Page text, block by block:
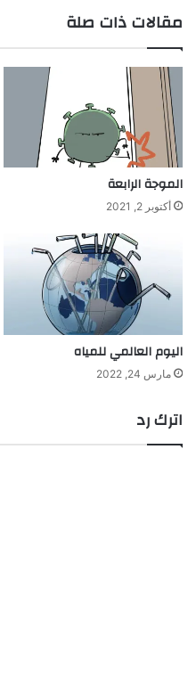
مقالات ذات صلة
الموجة الرابعة
أكتوبر 2, 2021
اليوم العالمي للمياه
مارس 24, 2022
اترك رد